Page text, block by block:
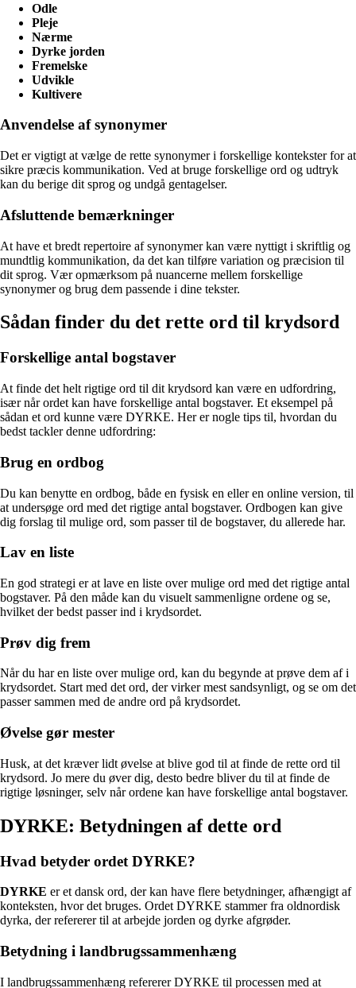
Odle
Pleje
Nærme
Dyrke jorden
Fremelske
Udvikle
Kultivere
Anvendelse af synonymer
Det er vigtigt at vælge de rette synonymer i forskellige kontekster for at
sikre præcis kommunikation. Ved at bruge forskellige ord og udtryk
kan du berige dit sprog og undgå gentagelser.
Afsluttende bemærkninger
At have et bredt repertoire af synonymer kan være nyttigt i skriftlig og
mundtlig kommunikation, da det kan tilføre variation og præcision til
dit sprog. Vær opmærksom på nuancerne mellem forskellige
synonymer og brug dem passende i dine tekster.
Sådan finder du det rette ord til krydsord
Forskellige antal bogstaver
At finde det helt rigtige ord til dit krydsord kan være en udfordring,
især når ordet kan have forskellige antal bogstaver. Et eksempel på
sådan et ord kunne være DYRKE. Her er nogle tips til, hvordan du
bedst tackler denne udfordring:
Brug en ordbog
Du kan benytte en ordbog, både en fysisk en eller en online version, til
at undersøge ord med det rigtige antal bogstaver. Ordbogen kan give
dig forslag til mulige ord, som passer til de bogstaver, du allerede har.
Lav en liste
En god strategi er at lave en liste over mulige ord med det rigtige antal
bogstaver. På den måde kan du visuelt sammenligne ordene og se,
hvilket der bedst passer ind i krydsordet.
Prøv dig frem
Når du har en liste over mulige ord, kan du begynde at prøve dem af i
krydsordet. Start med det ord, der virker mest sandsynligt, og se om det
passer sammen med de andre ord på krydsordet.
Øvelse gør mester
Husk, at det kræver lidt øvelse at blive god til at finde de rette ord til
krydsord. Jo mere du øver dig, desto bedre bliver du til at finde de
rigtige løsninger, selv når ordene kan have forskellige antal bogstaver.
DYRKE: Betydningen af dette ord
Hvad betyder ordet DYRKE?
DYRKE er et dansk ord, der kan have flere betydninger, afhængigt af
konteksten, hvor det bruges. Ordet DYRKE stammer fra oldnordisk
dyrka, der refererer til at arbejde jorden og dyrke afgrøder.
Betydning i landbrugssammenhæng
I landbrugssammenhæng refererer DYRKE til processen med at